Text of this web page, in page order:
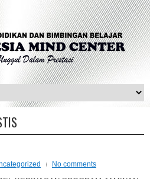
No comments